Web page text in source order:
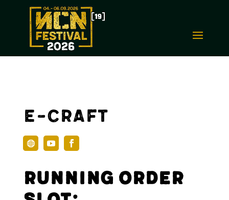
E-Craft
Running Order